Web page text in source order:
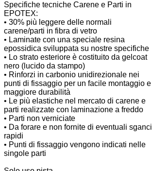
Specifiche tecniche Carene e Parti in
EPOTEX:
• 30% più leggere delle normali
carene/parti in fibra di vetro
• Laminate con una speciale resina
epossidica sviluppata su nostre specifiche
• Lo strato esteriore è costituito da gelcoat
nero (lucido da stampo)
• Rinforzi in carbonio unidirezionale nei
punti di fissaggio per un facile montaggio e
maggiore durabilità
• Le più elastiche nel mercato di carene e
parti realizzate con laminazione a freddo
• Parti non verniciate
• Da forare e non fornite di eventuali sganci
rapidi
• Punti di fissaggio vengono indicati nelle
singole parti